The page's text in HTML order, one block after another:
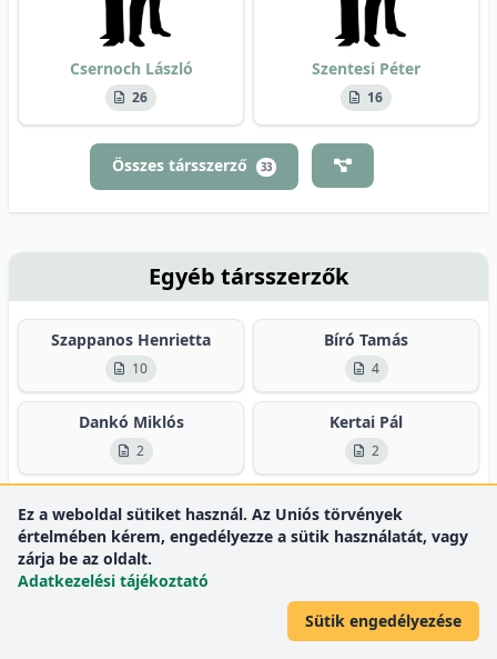
Csernoch László
26
Szentesi Péter
16
Összes társszerző 33
Egyéb társszerzők
Szappanos Henrietta
10
Bíró Tamás
4
Dankó Miklós
2
Kertai Pál
2
Ronjat, Michel
2
Sabatier, Jean Marc
2
Ez a weboldal sütiket használ. Az Uniós törvények
értelmében kérem, engedélyezze a sütik használatát, vagy
zárja be az oldalt.
Adatkezelési tájékoztató
Sütik engedélyezése